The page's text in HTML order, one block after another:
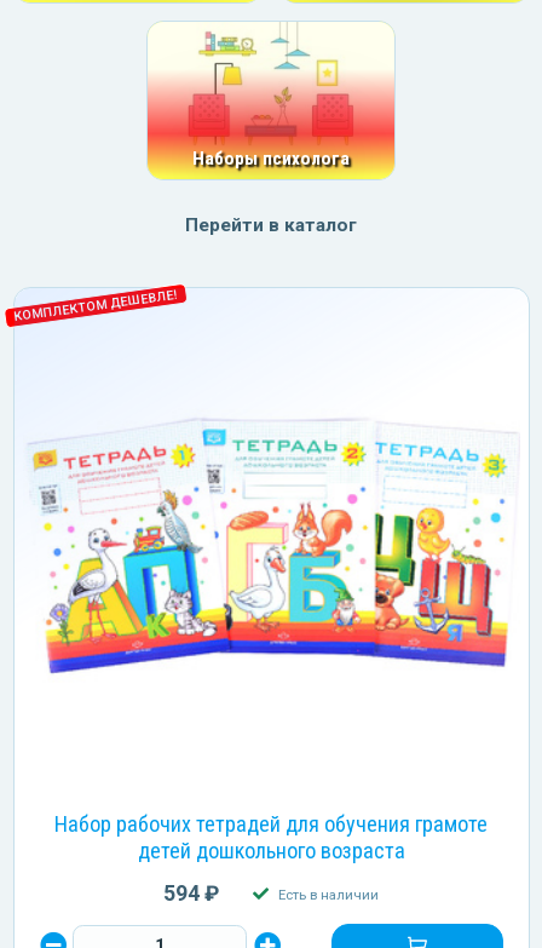
Наборы психолога
Перейти в каталог
КОМПЛЕКТОМ ДЕШЕВЛЕ!
Набор рабочих тетрадей для обучения грамоте
детей дошкольного возраста
594 ₽ Есть в наличии